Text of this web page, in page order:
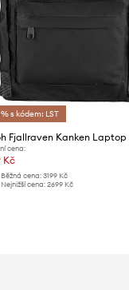
% s kódem: LST
Fjallraven Kanken Laptop
cena:
Kč
Běžná cena: 3199 Kč
Nejnižší cena: 2699 Kč